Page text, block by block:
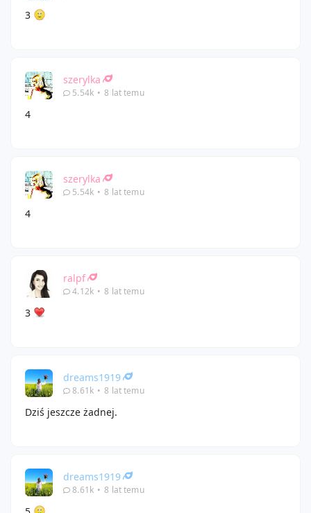
3
szerylka
5.54k • 8 lat temu
4
szerylka
5.54k • 8 lat temu
4
ralpf
4.12k • 8 lat temu
3
dreams1919
8.61k • 8 lat temu
Dziś jeszcze żadnej.
dreams1919
8.61k • 8 lat temu